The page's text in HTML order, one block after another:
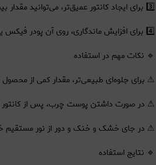
3️⃣ برای ایجاد کانتور عمیق‌تر، می‌توانید مقدار بیشتری از محصول را لایه‌لایه اضافه کنید.
4️⃣ برای افزایش ماندگاری، روی آن پودر فیکس یا کانتور پودری بزنید.
🔹 نکات مهم در استفاده
⚠ برای جلوه‌ای طبیعی‌تر، مقدار کمی از
⚠ در صورت داشتن پوست چرب، پس از کانتور
⚠ در جای خشک و خنک و دور از نور مستقیم
🔹 نتایج استفاده